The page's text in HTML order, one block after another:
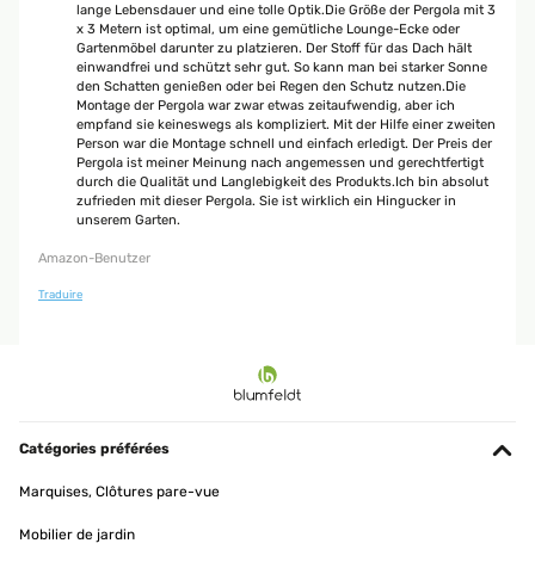
lange Lebensdauer und eine tolle Optik.Die Größe der Pergola mit 3
x 3 Metern ist optimal, um eine gemütliche Lounge-Ecke oder
Gartenmöbel darunter zu platzieren. Der Stoff für das Dach hält
einwandfrei und schützt sehr gut. So kann man bei starker Sonne
den Schatten genießen oder bei Regen den Schutz nutzen.Die
Montage der Pergola war zwar etwas zeitaufwendig, aber ich
empfand sie keineswegs als kompliziert. Mit der Hilfe einer zweiten
Person war die Montage schnell und einfach erledigt. Der Preis der
Pergola ist meiner Meinung nach angemessen und gerechtfertigt
durch die Qualität und Langlebigkeit des Produkts.Ich bin absolut
zufrieden mit dieser Pergola. Sie ist wirklich ein Hingucker in
unserem Garten.
Amazon-Benutzer
Traduire
Catégories préférées
Marquises, Clôtures pare-vue
Mobilier de jardin